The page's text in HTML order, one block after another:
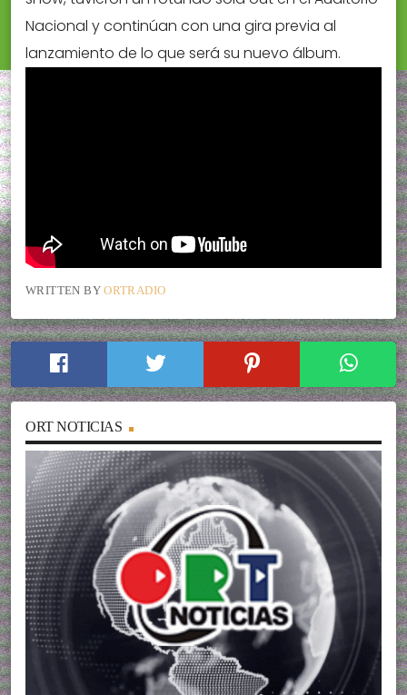
Nacional y continúan con una gira previa al
lanzamiento de lo que será su nuevo álbum.
WRITTEN BYORTRADIO
ORT NOTICIAS